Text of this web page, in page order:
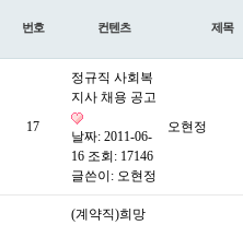
번호 컨텐츠 제목
17
정규직 사회복
지사 채용 공고
날짜: 2011-06-
16 조회: 17146
글쓴이: 오현정
오현정
(계약직)희망